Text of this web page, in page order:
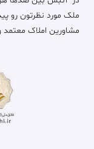
ملک مورد نظرتون رو
مشاورین املاک